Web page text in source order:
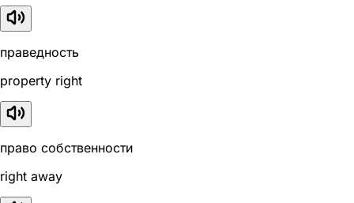
праведность
property right
право собственности
right away